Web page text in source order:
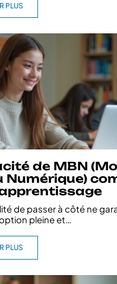
PLUS
de MBN
Numérique)
de passer à côté ne
pleine et
PLUS